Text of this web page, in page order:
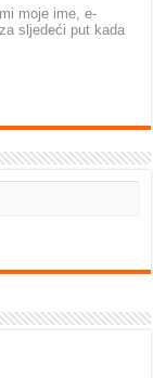
moje ime, e-
sljedeći put kada